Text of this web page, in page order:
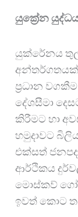
යුක්‍රේන
යුක්රේනය
අන්තර්ගතයක්
ප්‍රධාන
දේශසීමා
කිරීමට හා
හමුදාවට
එක්සත්
ආර්ථිකය
මොස්කව්
ඉවත් කොට